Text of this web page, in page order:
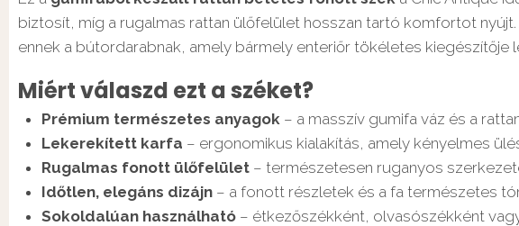
biztosít, míg a rugalmas rattan ülőfelület hosszan tartó komfortot
ennek a bútordarabnak, amely bármely enteriőr tökéletes kiegészítője
Miért válaszd ezt a széket?
Prémium természetes anyagok – a masszív gumifa váz és a
Lekerekített karfa – ergonomikus kialakítás, amely kényelmes
Rugalmas fonott ülőfelület– természetesen ruganyos
Időtlen, elegáns dizájn– a fonott részletek és a fa természetes
Sokoldalúan használható– étkezőszékként, olvasószékként